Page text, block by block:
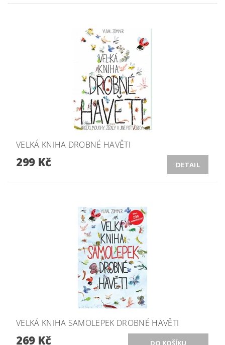
VELKÁ KNIHA DROBNÉ HAVĚTI
299 Kč DETAIL
VELKÁ KNIHA SAMOLEPEK DROBNÉ HAVĚTI
269 Kč